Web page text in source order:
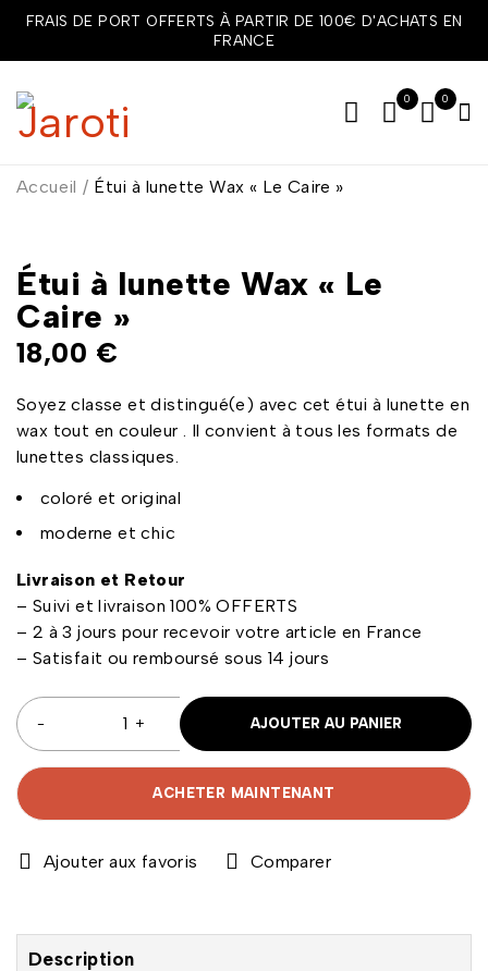
FRAIS DE PORT OFFERTS À PARTIR DE 100€ D'ACHATS EN
FRANCE
0 0
Accueil / Étui à lunette Wax « Le Caire »
Étui à lunette Wax « Le
Caire »
18,00 €
Soyez classe et distingué(e) avec cet étui à lunette en
wax tout en couleur . Il convient à tous les formats de
lunettes classiques.
coloré et original
moderne et chic
Livraison et Retour
– Suivi et livraison 100% OFFERTS
– 2 à 3 jours pour recevoir votre article en France
– Satisfait ou remboursé sous 14 jours
AJOUTER AU PANIER
ACHETER MAINTENANT
Comparer
Description